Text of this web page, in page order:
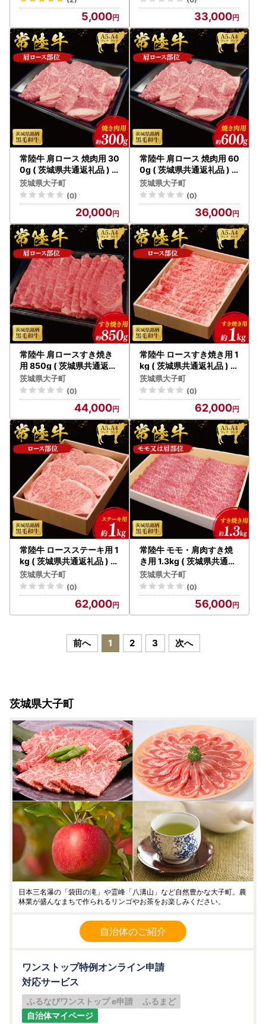
肉 スライス 冷凍（AR006
5,000
陸（AC011）
33,000
常陸牛 肩ロース 焼肉用 30
0g ( 茨城県共通返礼品 )
｜国産 肉 焼肉 焼き肉 バー
ベキュー BBQ ブランド牛
ギフト 贈り物 お祝い 黒毛
和牛 最高級ブランド 大子
町（CU009）
茨城県大子町
(0)
20,000
常陸牛 肩ロース 焼肉用 60
0g ( 茨城県共通返礼品 )
国産 肉 焼肉 焼き肉 バーベ
キュー BBQ ブランド牛 ギ
フト 贈り物 お歳暮 お中元
お祝い 黒毛和牛 最高級ブ
ランド 大子町（CU010）
茨城県大子町
(0)
36,000
常陸牛 肩ロースすき焼き
用 850g ( 茨城県共通返礼
品 ) 和牛 国産 肉 お肉 牛肉
すきやき ブランド牛 ギフ
ト 贈り物 お祝い 贈答 黒毛
和牛 最高級ブランド 大子
町（CU008）
茨城県大子町
(0)
44,000
常陸牛 ロースすき焼き用 1
kg ( 茨城県共通返礼品 ) 和
牛 国産 肉 お肉 牛肉 すき
やき ブランド牛 ギフト 贈
り物 お祝い 贈答 黒毛和牛
最高級ブランド 大子町（C
U013）
茨城県大子町
(0)
62,000
常陸牛 ロースステーキ用 1
kg ( 茨城県共通返礼品 ) 和
牛 国産 肉 お肉 牛肉 ステ
ーキ ブランド牛 ギフト 贈
り物 お祝い 贈答 黒毛和牛
最高級ブランド 大子町（C
U015）
茨城県大子町
(0)
62,000
常陸牛 モモ・肩肉すき焼
き用 1.3kg ( 茨城県共通返
礼品 ) 和牛 国産 肉 お肉 牛
肉 すきやき ブランド牛 ギ
フト 贈り物 お祝い 贈答 黒
毛和牛 最高級ブランド 大
子町（CU005）
茨城県大子町
(0)
56,000
前へ 1 2 3 次へ
茨城県大子町
日本三名瀑の「袋田の滝」や霊峰「八溝山」など自然豊かな大子町。農
林業が盛んなまちで作られるリンゴやお茶をお楽しみください。
自治体のご紹介
ワンストップ特例オンライン申請
対応サービス
ふるなびワンストップ e申請
ふるまど
自治体マイページ